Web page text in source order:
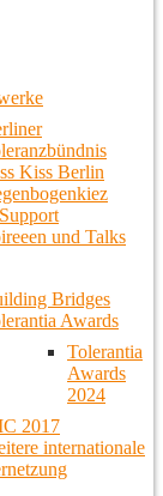
Kiss Berlin
und Talks
Bridges
Awards
Tolerantia
Awards
2024
2017
internationale